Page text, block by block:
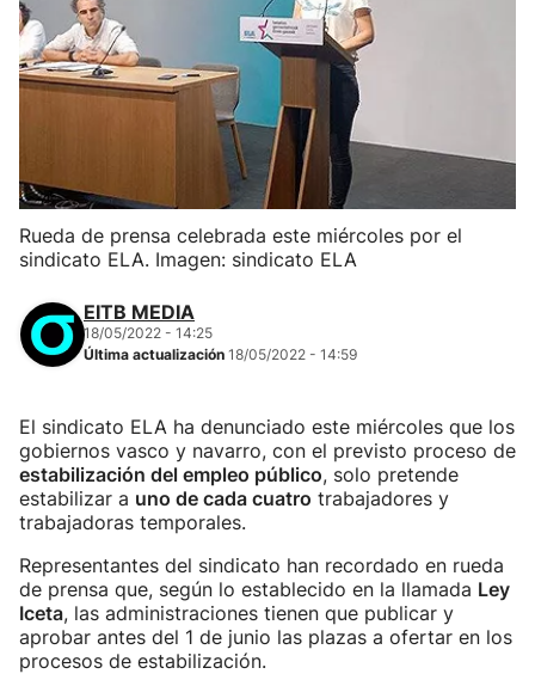
Rueda de prensa celebrada este miércoles por el
sindicato ELA. Imagen: sindicato ELA
EITB MEDIA
18/05/2022 - 14:25
Última actualización 18/05/2022 - 14:59
El sindicato ELA ha denunciado este miércoles que los
gobiernos vasco y navarro, con el previsto proceso de
estabilización del empleo público, solo pretende
estabilizar a uno de cada cuatro trabajadores y
trabajadoras temporales.
Representantes del sindicato han recordado en rueda
de prensa que, según lo establecido en la llamada Ley
Iceta, las administraciones tienen que publicar y
aprobar antes del 1 de junio las plazas a ofertar en los
procesos de estabilización.